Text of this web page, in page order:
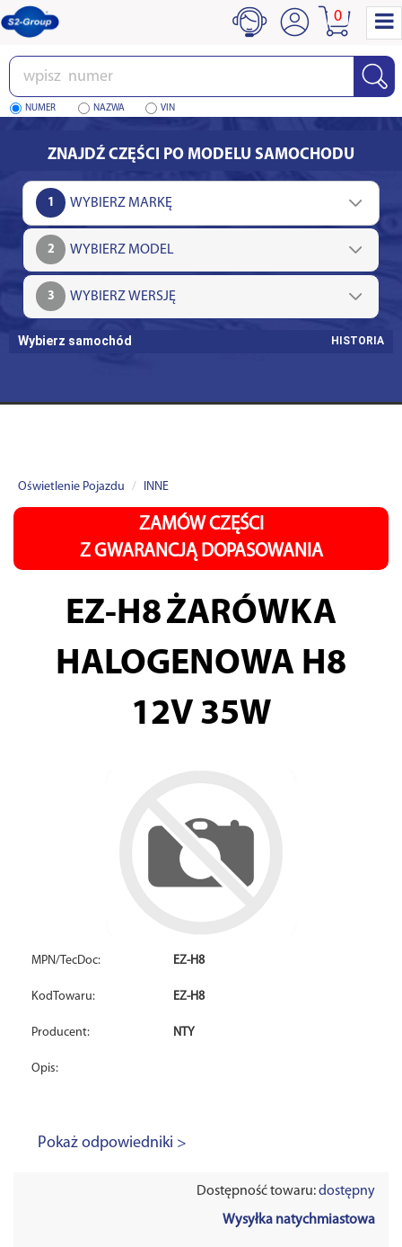
Wpisz
numer
NUMER NAZWA VIN
0
ZNAJDŹ CZĘŚCI PO MODELU SAMOCHODU
1
2
3
Wybierz samochód HISTORIA
Oświetlenie Pojazdu INNE
ZAMÓW CZĘŚCI
Z GWARANCJĄ DOPASOWANIA
EZ-H8ŻARÓWKA
HALOGENOWA H8
12V 35W
MPN/TecDoc: EZ-H8
KodTowaru: EZ-H8
Producent: NTY
Opis:
Pokaż odpowiedniki >
Dostępność towaru:dostępny
Wysyłka natychmiastowa